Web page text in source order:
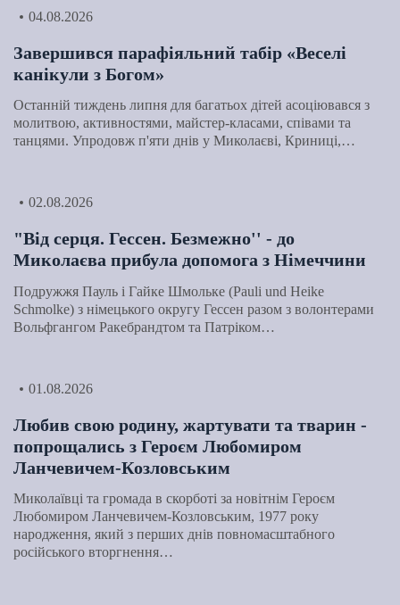
04.08.2026
Завершився парафіяльний табір «Веселі
канікули з Богом»
Останній тиждень липня для багатьох дітей асоціювався з
молитвою, активностями, майстер-класами, співами та
танцями. Упродовж п'яти днів у Миколаєві, Криниці,…
02.08.2026
"Від серця. Гессен. Безмежно'' - до
Миколаєва прибула допомога з Німеччини
Подружжя Пауль і Гайке Шмольке (Pauli und Heike
Schmolke) з німецького округу Гессен разом з волонтерами
Вольфгангом Ракебрандтом та Патріком…
01.08.2026
Любив свою родину, жартувати та тварин -
попрощались з Героєм Любомиром
Ланчевичем-Козловським
Миколаївці та громада в скорботі за новітнім Героєм
Любомиром Ланчевичем-Козловським, 1977 року
народження, який з перших днів повномасштабного
російського вторгнення…